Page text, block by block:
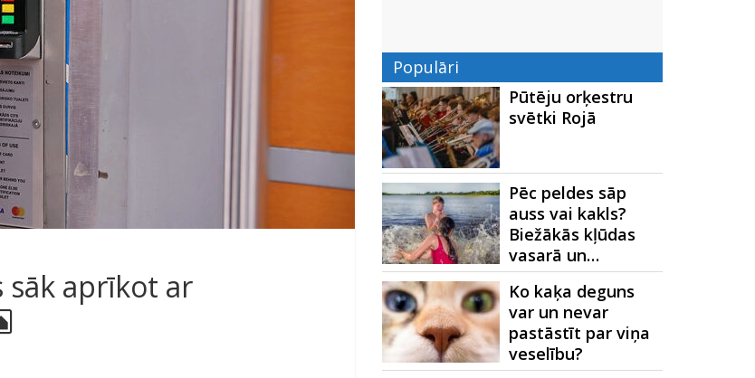
sāk aprīkot ar
Populāri
Pūtēju orķestru
svētki Rojā
Pēc peldes sāp
auss vai kakls?
Biežākās kļūdas
vasarā un…
Ko kaķa deguns
var un nevar
pastāstīt par viņa
veselību?